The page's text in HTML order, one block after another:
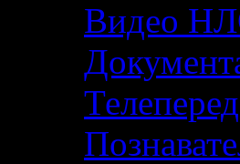
Видео